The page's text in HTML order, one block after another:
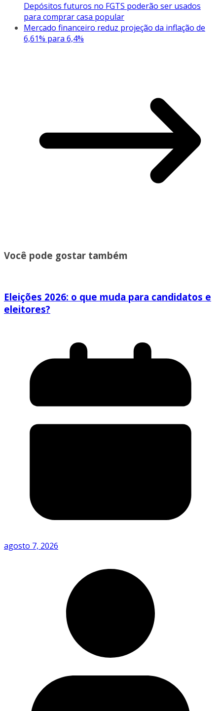
Depósitos futuros no FGTS poderão ser usados
para comprar casa popular
Mercado financeiro reduz projeção da inflação de
6,61% para 6,4%
Você pode gostar também
Eleições 2026: o que muda para candidatos e
eleitores?
agosto 7, 2026